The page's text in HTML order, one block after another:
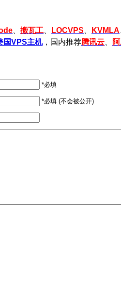
搬瓦工 LOCVPS KVMLA
国VPS主机，国内推荐腾讯云
*必填
*必填 (不会被公开)